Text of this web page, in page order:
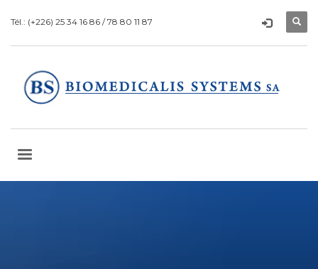
Tél.: (+226) 25 34 16 86 / 78 80 11 87